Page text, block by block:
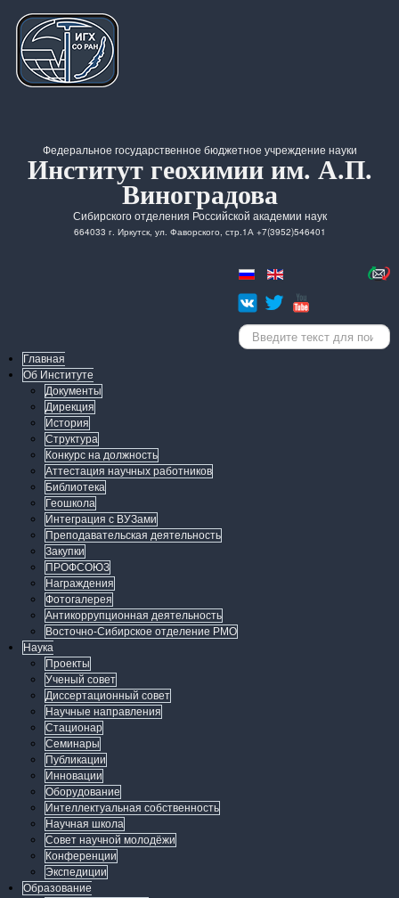
Федеральное государственное бюджетное учреждение науки
Институт геохимии им. А.П.
Виноградова
Сибирского отделения Российской академии наук
664033 г. Иркутск, ул. Фаворского, стр.1А +7(3952)546401
Искать...
Главная
Об Институте
Документы
Дирекция
История
Структура
Конкурс на должность
Аттестация научных работников
Библиотека
Геошкола
Интеграция с ВУЗами
Преподавательская деятельность
Закупки
ПРОФСОЮЗ
Награждения
Фотогалерея
Антикоррупционная деятельность
Восточно-Сибирское отделение РМО
Наука
Проекты
Ученый совет
Диссертационный совет
Научные направления
Стационар
Семинары
Публикации
Инновации
Оборудование
Интеллектуальная собственность
Научная школа
Совет научной молодёжи
Конференции
Экспедиции
Образование